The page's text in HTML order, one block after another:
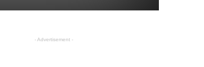
- Advertisement -